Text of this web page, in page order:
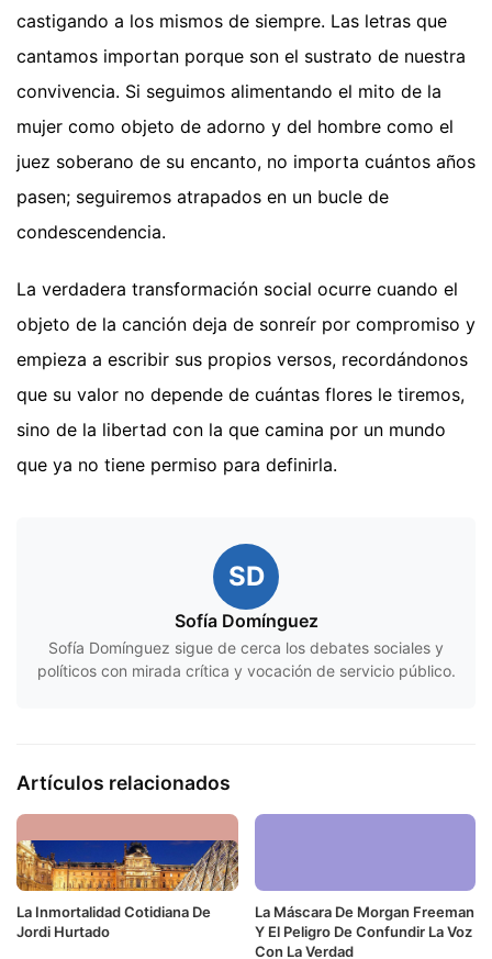
castigando a los mismos de siempre. Las letras que
cantamos importan porque son el sustrato de nuestra
convivencia. Si seguimos alimentando el mito de la
mujer como objeto de adorno y del hombre como el
juez soberano de su encanto, no importa cuántos años
pasen; seguiremos atrapados en un bucle de
condescendencia.
La verdadera transformación social ocurre cuando el
objeto de la canción deja de sonreír por compromiso y
empieza a escribir sus propios versos, recordándonos
que su valor no depende de cuántas flores le tiremos,
sino de la libertad con la que camina por un mundo
que ya no tiene permiso para definirla.
SD
Sofía Domínguez
Sofía Domínguez sigue de cerca los debates sociales y
políticos con mirada crítica y vocación de servicio público.
Artículos relacionados
La Inmortalidad Cotidiana De
Jordi Hurtado
La Máscara De Morgan Freeman
Y El Peligro De Confundir La Voz
Con La Verdad